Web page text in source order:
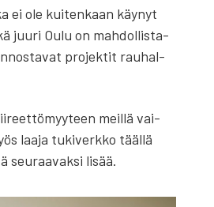
ei ole kui­ten­kaan käy­nyt
juu­ri Oulu on mah­dol­lis­ta­
pro­jek­tit rau­hal­
meil­lä vai­
laa­ja tuki­verk­ko tääl­lä
seu­raa­vak­si lisää.